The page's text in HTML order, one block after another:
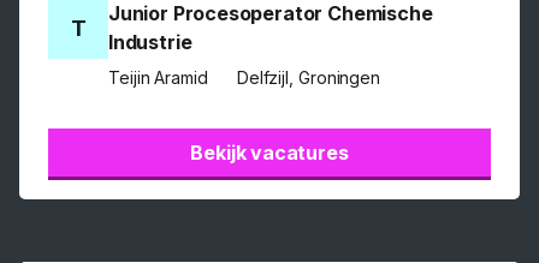
T
Junior Procesoperator Chemische
Industrie
Teijin Aramid Delfzijl, Groningen
Bekijk vacatures